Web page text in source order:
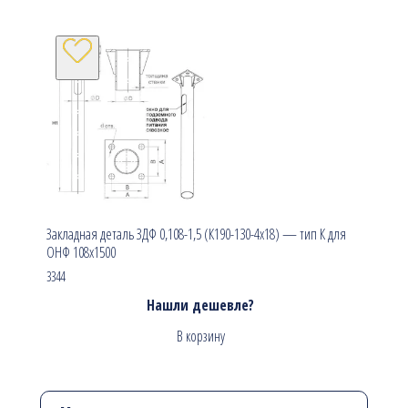
Закладная деталь ЗДФ 0,108-1,5 (К190-130-4х18) — тип К для
ОНФ 108х1500
3344
Нашли дешевле?
В корзину